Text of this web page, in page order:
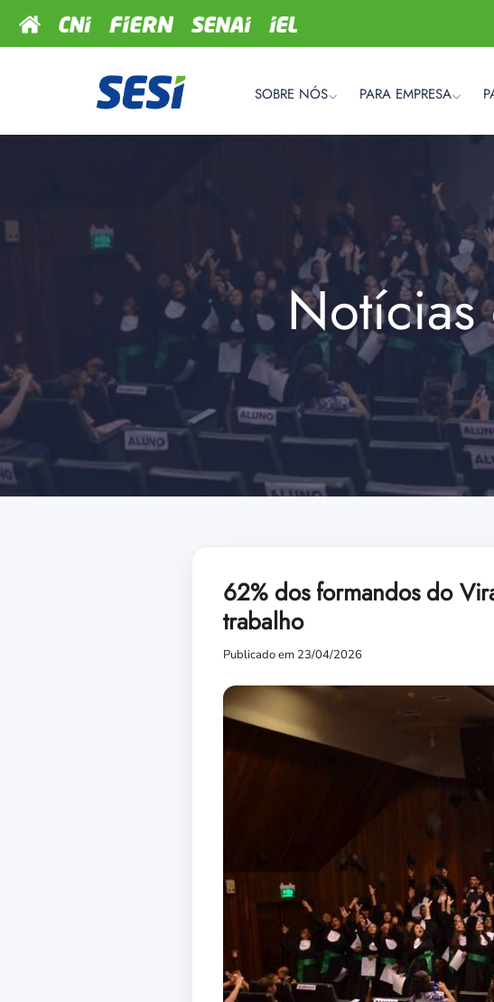
SOBRE NÓS PARA EMPRESA
62% dos formandos do
trabalho
Publicado em 23/04/2026